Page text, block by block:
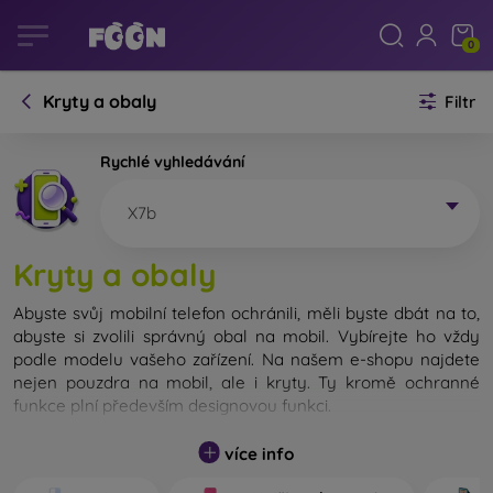
0
Kryty a obaly Filtr
Rychlé vyhledávání
X7b
Kryty a obaly
Abyste svůj mobilní telefon ochránili, měli byste dbát na to,
abyste si zvolili správný obal na mobil. Vybírejte ho vždy
podle modelu vašeho zařízení. Na našem e-shopu najdete
nejen pouzdra na mobil, ale i kryty. Ty kromě ochranné
funkce plní především designovou funkci.
Kryt na mobil můžeme také nazvat zadní kryt. Je určen na
ochranu zadní části telefonu. Jednotlivé kryty na mobil se
více info